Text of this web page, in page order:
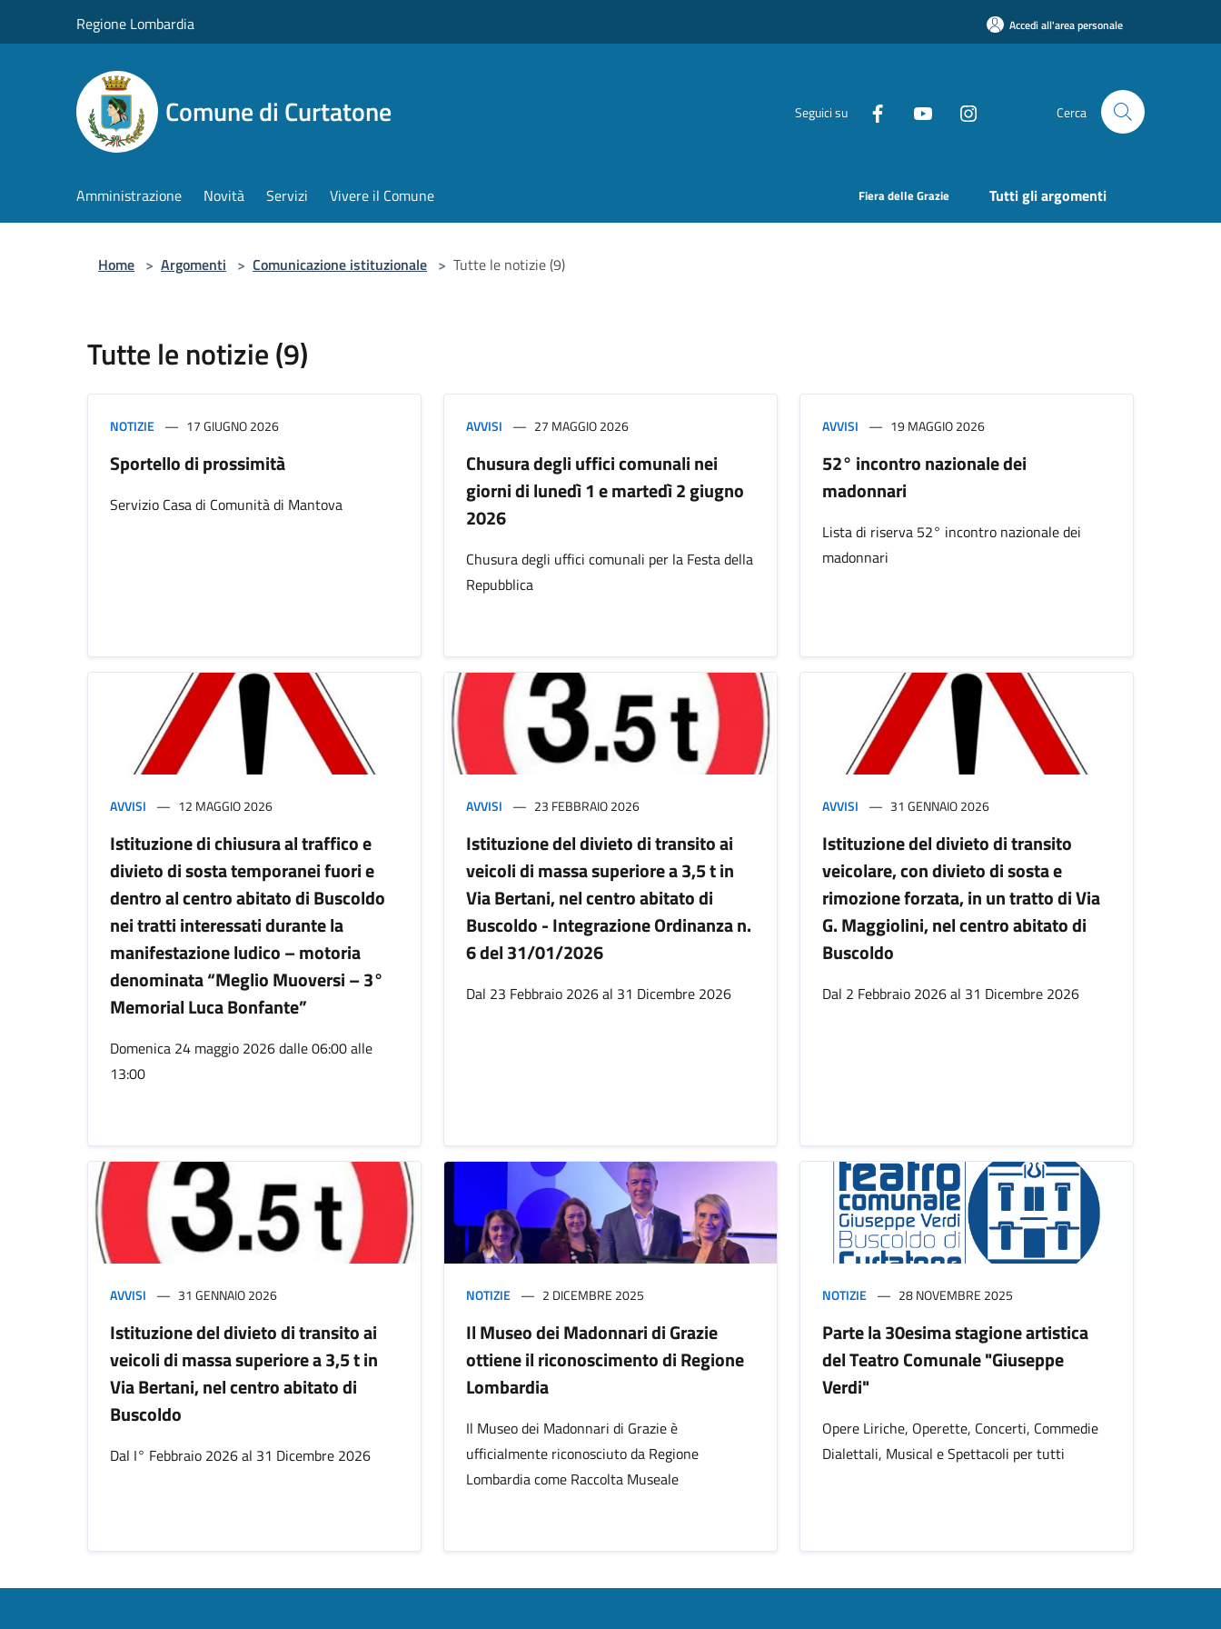
Regione Lombardia Accedi all'area personale
Comune di Curtatone Seguici su Cerca
Amministrazione Novità Servizi Vivere il Comune Fiera delle Grazie Tutti gli argomenti
Home > Argomenti > Comunicazione istituzionale > Tutte le notizie (9)
Tutte le notizie (9)
NOTIZIE 17 GIUGNO 2026
Sportello di prossimità
Servizio Casa di Comunità di Mantova
AVVISI 27 MAGGIO 2026
Chusura degli uffici comunali nei
giorni di lunedì 1 e martedì 2 giugno
2026
Chusura degli uffici comunali per la Festa della
Repubblica
AVVISI 19 MAGGIO 2026
52° incontro nazionale dei
madonnari
Lista di riserva 52° incontro nazionale dei
madonnari
AVVISI 12 MAGGIO 2026
Istituzione di chiusura al traffico e
divieto di sosta temporanei fuori e
dentro al centro abitato di Buscoldo
nei tratti interessati durante la
manifestazione ludico – motoria
denominata “Meglio Muoversi – 3°
Memorial Luca Bonfante”
Domenica 24 maggio 2026 dalle 06:00 alle
13:00
AVVISI 23 FEBBRAIO 2026
Istituzione del divieto di transito ai
veicoli di massa superiore a 3,5 t in
Via Bertani, nel centro abitato di
Buscoldo - Integrazione Ordinanza n.
6 del 31/01/2026
Dal 23 Febbraio 2026 al 31 Dicembre 2026
AVVISI 31 GENNAIO 2026
Istituzione del divieto di transito
veicolare, con divieto di sosta e
rimozione forzata, in un tratto di Via
G. Maggiolini, nel centro abitato di
Buscoldo
Dal 2 Febbraio 2026 al 31 Dicembre 2026
AVVISI 31 GENNAIO 2026
Istituzione del divieto di transito ai
veicoli di massa superiore a 3,5 t in
Via Bertani, nel centro abitato di
Buscoldo
Dal I° Febbraio 2026 al 31 Dicembre 2026
NOTIZIE 2 DICEMBRE 2025
Il Museo dei Madonnari di Grazie
ottiene il riconoscimento di Regione
Lombardia
Il Museo dei Madonnari di Grazie è
ufficialmente riconosciuto da Regione
Lombardia come Raccolta Museale
NOTIZIE 28 NOVEMBRE 2025
Parte la 30esima stagione artistica
del Teatro Comunale "Giuseppe
Verdi"
Opere Liriche, Operette, Concerti, Commedie
Dialettali, Musical e Spettacoli per tutti